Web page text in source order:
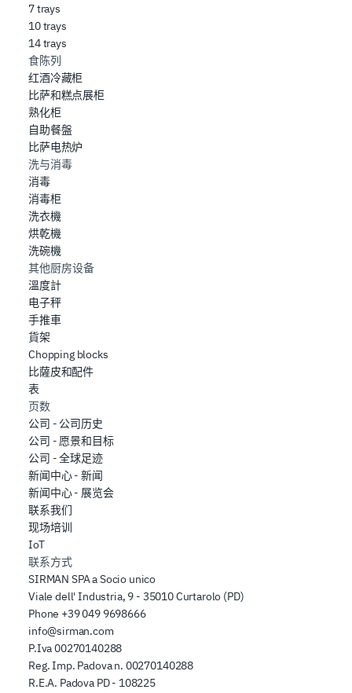
7 trays
10 trays
14 trays
食陈列
红酒冷藏柜
比萨和糕点展柜
熟化柜
自助餐盤
比萨电热炉
洗与消毒
消毒
消毒柜
洗衣機
烘乾機
洗碗機
其他厨房设备
溫度計
电子秤
手推車
貨架
Chopping blocks
比薩皮和配件
表
页数
公司 - 公司历史
公司 - 愿景和目标
公司 - 全球足迹
新闻中心 - 新闻
新闻中心 - 展览会
联系我们
现场培训
IoT
联系方式
SIRMAN SPA a Socio unico
Viale dell' Industria, 9 - 35010 Curtarolo (PD)
Phone +39 049 9698666
info@sirman.com
P.Iva 00270140288
Reg. Imp. Padova n. 00270140288
R.E.A. Padova PD - 108225